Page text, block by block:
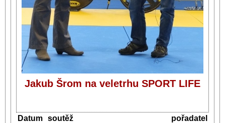
Jakub Šrom na veletrhu SPORT LIFE
Datum soutěž
pořadatel